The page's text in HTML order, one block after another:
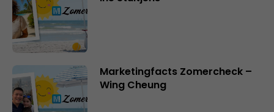
Marketingfacts Zomercheck –
Wing Cheung